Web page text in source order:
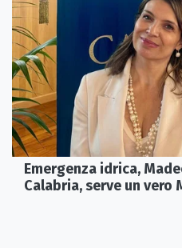
Emergenza idrica,
Calabria, serve un vero